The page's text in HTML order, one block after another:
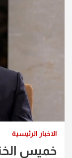
الاخبار الرئيسية
خميس